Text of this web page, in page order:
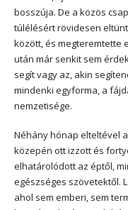
bosszúja. De a közös
túlélésért rövidesen
között, és megteremtette
után már senkit sem
segít vagy az, akin
mindenki egyforma, a
nemzetisége.
Néhány hónap elteltével
közepén ott izzott és
elhatárolódott az éptől,
egészséges szövetektől.
ahol sem emberi, sem